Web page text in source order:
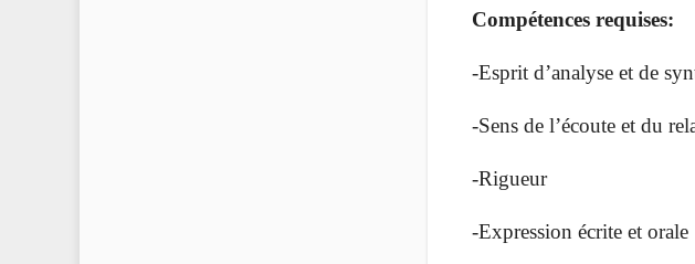
Compétences requises:
-Esprit d’analyse et de
-Sens de l’écoute et du
-Rigueur
-Expression écrite et orale